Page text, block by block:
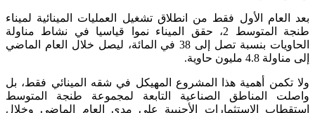
بعد العام الأول فقط من انطلاق تشغيل العمليات المينائية ‏لميناء
طنجة المتوسط 2، حقق الميناء نموا قياسيا في نشاط مناولة
الحاويات بنسبة تصل إلى 38 في المائة، ليصل خلال العام الماضي
إلى مناولة 4.8 مليون حاوية.
ولا تكمن أهمية هذا المشروع المهيكل في شقه المينائي فقط، بل
واصلت المناطق الصناعية التابعة لمجموعة طنجة المتوسط
استقطاب الاستثمارات الأجنبية على مدى العام الماضي وخلال